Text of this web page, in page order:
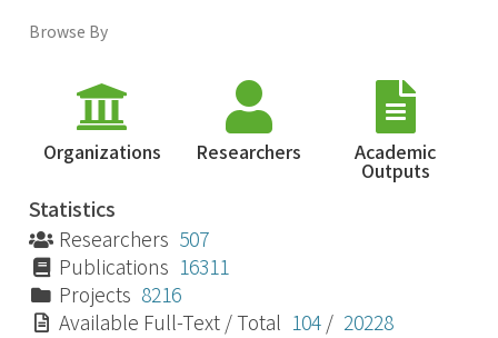
Browse By
Organizations Researchers Academic
Outputs
Statistics
Researchers 507
Publications 16311
Projects 8216
Available Full-Text / Total 104 / 20228